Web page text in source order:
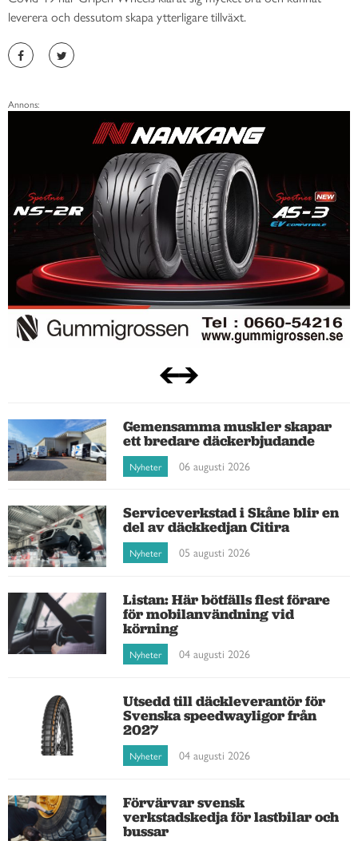
leverera och dessutom skapa ytterligare tillväxt.
Annons:
Gemensamma muskler skapar
ett bredare däckerbjudande
Nyheter 06 augusti 2026
Serviceverkstad i Skåne blir en
del av däckkedjan Citira
Nyheter 05 augusti 2026
Listan: Här bötfälls flest förare
för mobilanvändning vid
körning
Nyheter 04 augusti 2026
Utsedd till däckleverantör för
Svenska speedwayligor från
2027
Nyheter 04 augusti 2026
Förvärvar svensk
verkstadskedja för lastbilar och
bussar